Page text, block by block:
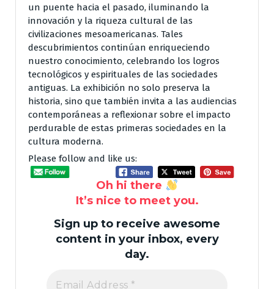
un puente hacia el pasado, iluminando la
innovación y la riqueza cultural de las
civilizaciones mesoamericanas. Tales
descubrimientos continúan enriqueciendo
nuestro conocimiento, celebrando los logros
tecnológicos y espirituales de las sociedades
antiguas. La exhibición no solo preserva la
historia, sino que también invita a las audiencias
contemporáneas a reflexionar sobre el impacto
perdurable de estas primeras sociedades en la
cultura moderna.
Please follow and like us:
Oh hi there
It’s nice to meet you.
Sign up to receive awesome
content in your inbox, every
day.